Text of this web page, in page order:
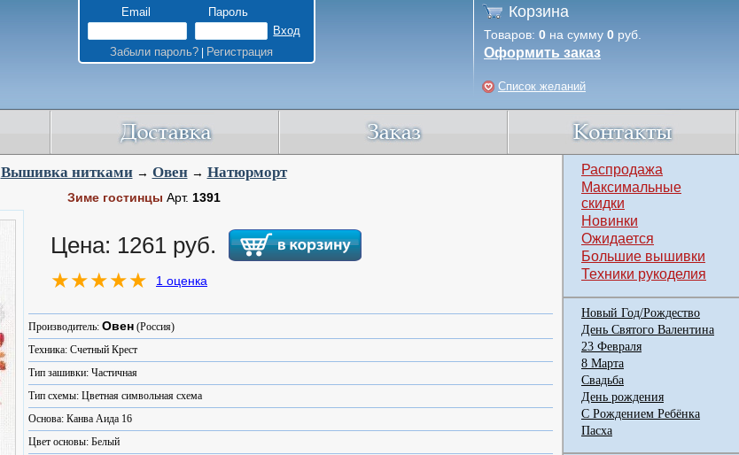
Email Пароль
Забыли пароль?| Регистрация
Корзина
Товаров: 0 на сумму 0 руб.
Оформить заказ
Список желаний
Вышивка нитками→ Овен→ Натюрморт
Зиме гостинцы Арт. 1391
Цена: 1261 руб.
1 оценка
Производитель: Овен (Россия)
Техника: Счетный Крест
Тип зашивки: Частичная
Тип схемы: Цветная символьная схема
Основа: Канва Аида 16
Цвет основы: Белый
Распродажа
Максимальные
скидки
Новинки
Ожидается
Большие вышивки
Техники рукоделия
Новый Год/Рождество
День Святого Валентина
23 Февраля
8 Марта
Свадьба
День рождения
С Рождением Ребёнка
Пасха